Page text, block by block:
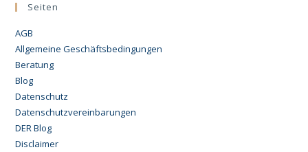
Seiten
AGB
Allgemeine Geschäftsbedingungen
Beratung
Blog
Datenschutz
Datenschutzvereinbarungen
DER Blog
Disclaimer